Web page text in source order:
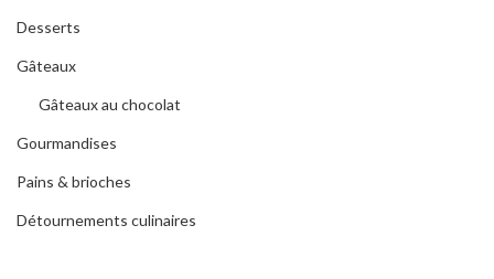
Desserts
Gâteaux
Gâteaux au chocolat
Gourmandises
Pains & brioches
Détournements culinaires